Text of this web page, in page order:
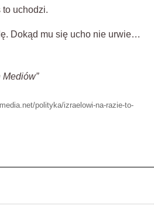
to uchodzi.
Dokąd mu się ucho nie urwie…
Mediów”
polityka/izraelowi-na-razie-to-